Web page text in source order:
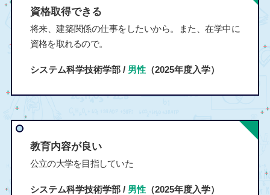
資格取得できる
将来、建築関係の仕事をしたいから。また、在学中に
資格を取れるので。
システム科学技術学部 / 男性（2025年度入学）
教育内容が良い
公立の大学を目指していた
システム科学技術学部 / 男性（2025年度入学）